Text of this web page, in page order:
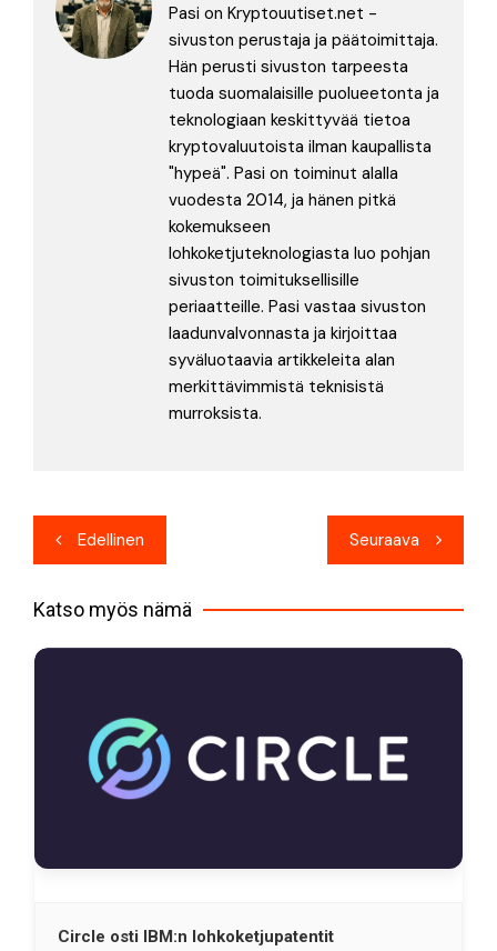
Pasi on Kryptouutiset.net -
sivuston perustaja ja päätoimittaja.
Hän perusti sivuston tarpeesta
tuoda suomalaisille puolueetonta ja
teknologiaan keskittyvää tietoa
kryptovaluutoista ilman kaupallista
"hypeä". Pasi on toiminut alalla
vuodesta 2014, ja hänen pitkä
kokemukseen
lohkoketjuteknologiasta luo pohjan
sivuston toimituksellisille
periaatteille. Pasi vastaa sivuston
laadunvalvonnasta ja kirjoittaa
syväluotaavia artikkeleita alan
merkittävimmistä teknisistä
murroksista.
Artikkelien
selaus
Edellinen Seuraava
Katso myös nämä
Circle osti IBM:n lohkoketjupatentit